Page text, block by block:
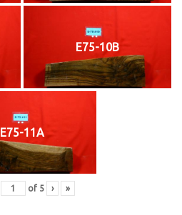
E75-10B
E75-11A
of 5 › »